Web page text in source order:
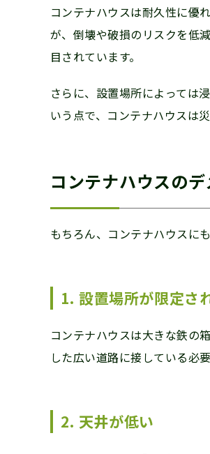
コンテナハウスは耐久性に優
が、倒壊や破損のリスクを低
目されています。
さらに、設置場所によっては
いう点で、コンテナハウスは
コンテナハウスの
もちろん、コンテナハウスに
1. 設置場所が限定さ
コンテナハウスは大きな鉄の
した広い道路に接している必
2. 天井が低い